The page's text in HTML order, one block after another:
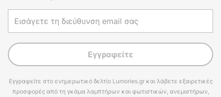
Εγγραφείτε
Εγγραφείτε στο ενημερωτικό δελτίο Lumories.gr και λάβετε εξαιρετικές
προσφορές από τη γκάμα λαμπτήρων και φωτιστικών, ανεμιστήρων,